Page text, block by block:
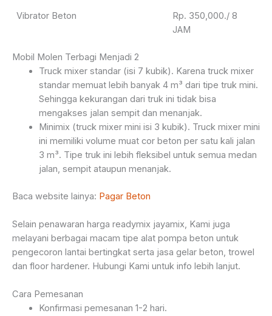
Vibrator Beton
Rp. 350,000./ 8
JAM
Mobil Molen Terbagi Menjadi 2
Truck mixer standar (isi 7 kubik). Karena truck mixer
standar memuat lebih banyak 4 m³ dari tipe truk mini.
Sehingga kekurangan dari truk ini tidak bisa
mengakses jalan sempit dan menanjak.
Minimix (truck mixer mini isi 3 kubik). Truck mixer mini
ini memiliki volume muat cor beton per satu kali jalan
3 m³. Tipe truk ini lebih fleksibel untuk semua medan
jalan, sempit ataupun menanjak.
Baca website lainya: Pagar Beton
Selain penawaran harga readymix jayamix, Kami juga
melayani berbagai macam tipe alat pompa beton untuk
pengecoron lantai bertingkat serta jasa gelar beton, trowel
dan floor hardener. Hubungi Kami untuk info lebih lanjut.
Cara Pemesanan
Konfirmasi pemesanan 1-2 hari.